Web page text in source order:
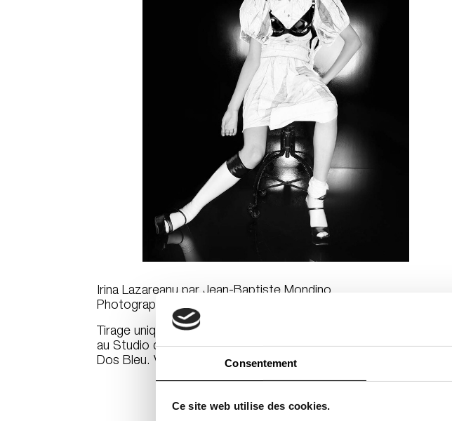
Consentement
Ce site web utilise des cookies.
Irina Lazareanu par Jean-Baptiste Mondino.
Photographie publiée dans
Tirage unique signé pour l’exposition « Mondino
au Studio des Acacias. Impression jet d’encre sur papier Rauch
Dos Bleu. Vendu non encadré.